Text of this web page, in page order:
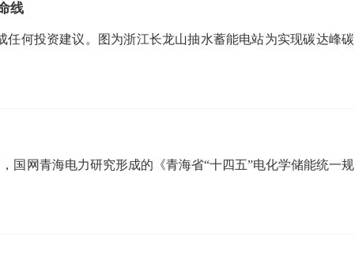
线
何投资建议。图为浙江长龙山抽水蓄能电站为实现碳达峰碳
国网青海电力研究形成的《青海省“十四五”电化学储能统一规